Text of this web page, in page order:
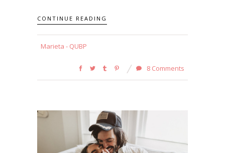
CONTINUE READING
Marieta - QUBP
8 Comments